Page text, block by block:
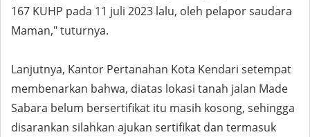
167 KUHP pada 11 juli 2023 lalu, oleh pelapor saudara
Maman," tuturnya.
Lanjutnya, Kantor Pertanahan Kota Kendari setempat
membenarkan bahwa, diatas lokasi tanah jalan Made
Sabara belum bersertifikat itu masih kosong, sehingga
disarankan silahkan ajukan sertifikat dan termasuk